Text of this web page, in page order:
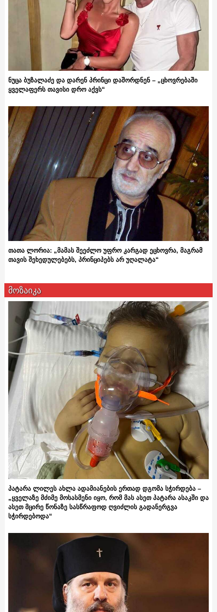
ნუცა ბუზალაძე და დარენ პრინცი დაშორდნენ – „ცხოვრებაში
ყველაფერს თავისი დრო აქვს“
თათა ლორია: „მამას შეეძლო უფრო კარგად ეცხოვრა, მაგრამ
თავის შეხედულებებს, პრინციპებს არ უღალატა“
მოზაიკა
პატარა ლილეს ახლა ადამიანების ერთად დგომა სჭირდება –
„ყველაზე მძიმე მოსასმენი იყო, რომ მას ასეთ პატარა ასაკში და
ასეთ მცირე წონაზე სასწრაფოდ ღვიძლის გადანერგვა
სჭირდებოდა“